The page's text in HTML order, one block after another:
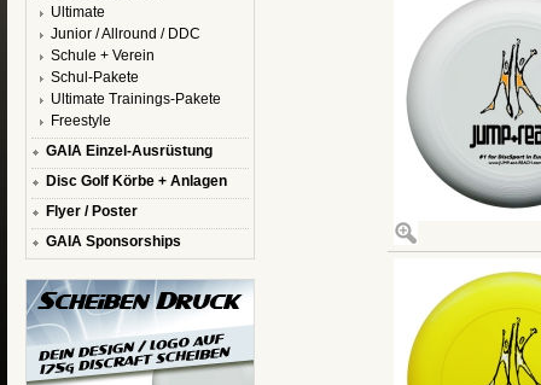
Ultimate
Junior / Allround / DDC
Schule + Verein
Schul-Pakete
Ultimate Trainings-Pakete
Freestyle
GAIA Einzel-Ausrüstung
Disc Golf Körbe + Anlagen
Flyer / Poster
GAIA Sponsorships